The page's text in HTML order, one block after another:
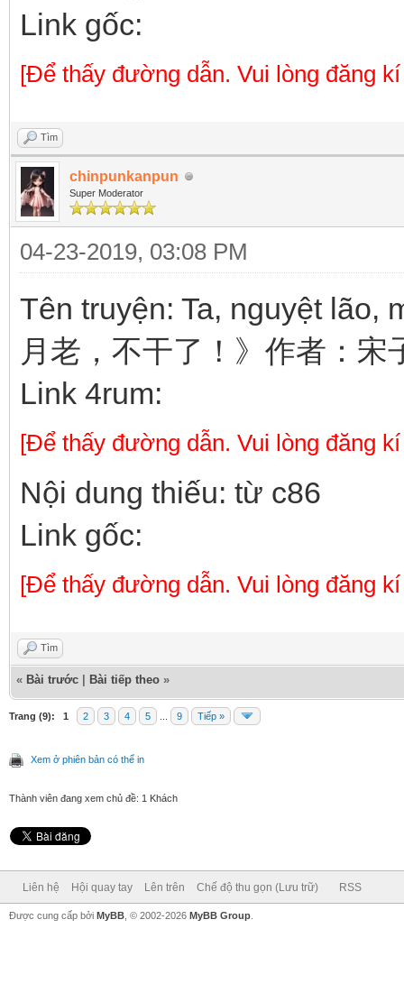
Link gốc:
[Để thấy đường dẫn. Vui lòng đăng
Tìm
chinpunkanpun
Super Moderator
04-23-2019, 03:08 PM
Tên truyện: Ta, nguyệt lão,
月老，不干了！》作者：宋
Link 4rum:
[Để thấy đường dẫn. Vui lòng đăng
Nội dung thiếu: từ c86
Link gốc:
[Để thấy đường dẫn. Vui lòng đăng
Tìm
« Bài trước Bài tiếp theo »
Trang (9): 1 2 3 4 5 9 Tiếp »
Xem ở phiên bản có thể in
Thành viên đang xem chủ đề: 1 Khách
Liên hệ Hội quay tay Lên trên Chế độ thu gọn (Lưu trữ) RSS
Được cung cấp bởi MyBB , © 2002-2026 MyBB Group